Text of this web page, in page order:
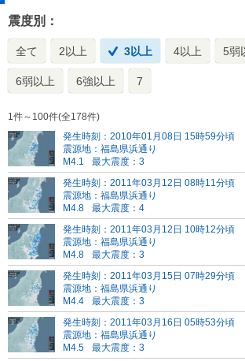
震度別：
全て 2以上 3以上 4以上 5弱
6弱以上 6強以上 7
1件～100件(全178件)
発生時刻：2010年01月08日 15時59分頃
震源地：福島県浜通り
M4.1
最大震度：3
発生時刻：2011年03月12日 08時11分頃
震源地：福島県浜通り
M4.8
最大震度：4
発生時刻：2011年03月12日 10時12分頃
震源地：福島県浜通り
M4.8
最大震度：3
発生時刻：2011年03月15日 07時29分頃
震源地：福島県浜通り
M4.4
最大震度：3
発生時刻：2011年03月16日 05時53分頃
震源地：福島県浜通り
M4.5
最大震度：3